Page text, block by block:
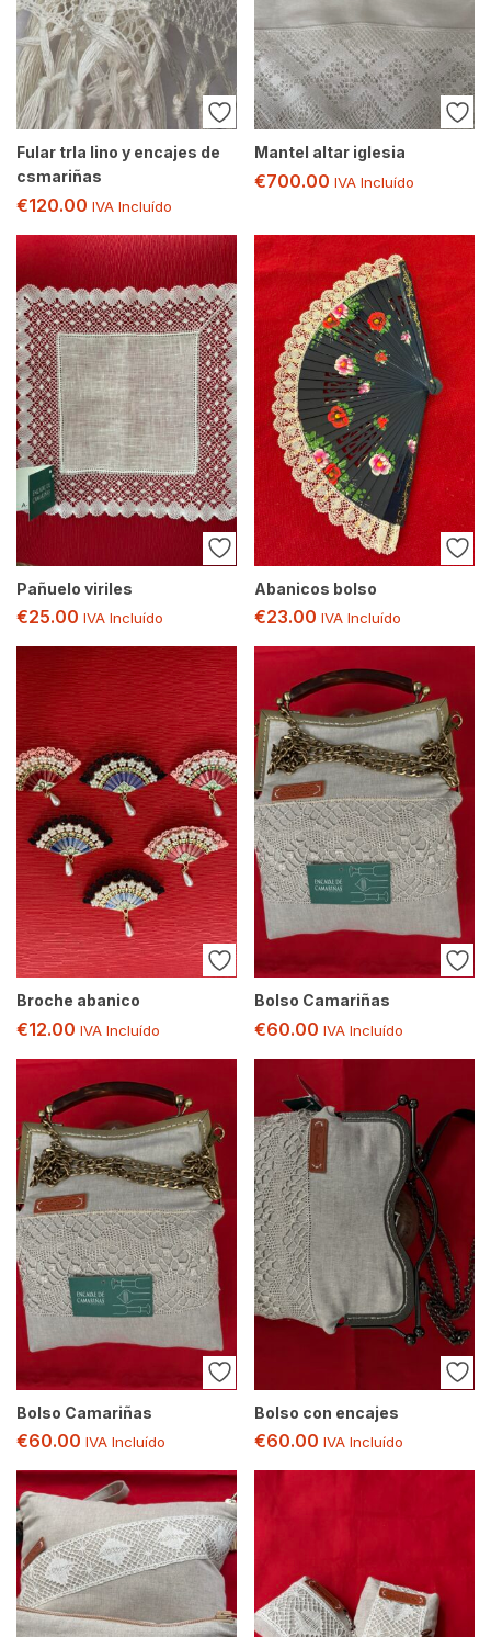
Fular trla lino y encajes de
csmariñas
€120.00 IVA Incluído
Mantel altar iglesia
€700.00 IVA Incluído
Pañuelo viriles
€25.00 IVA Incluído
Abanicos bolso
€23.00 IVA Incluído
Broche abanico
€12.00 IVA Incluído
Bolso Camariñas
€60.00 IVA Incluído
Bolso Camariñas
€60.00 IVA Incluído
Bolso con encajes
€60.00 IVA Incluído